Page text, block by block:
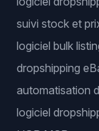
suivi stock et
logiciel bulk
dropshipping
automatisation
logiciel